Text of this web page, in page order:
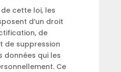
cette loi, les
d’un droit
de
de suppression
données qui les
Ce